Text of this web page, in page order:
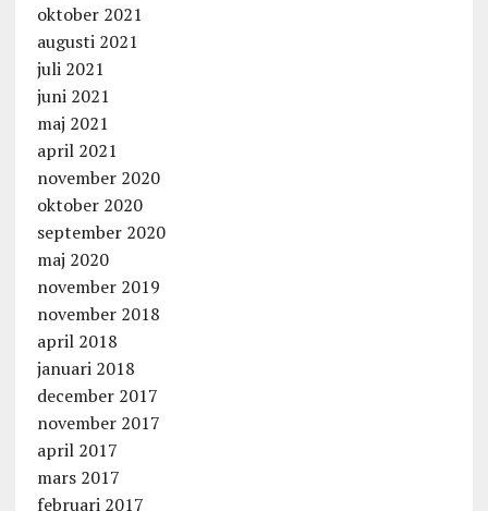
oktober 2021
augusti 2021
juli 2021
juni 2021
maj 2021
april 2021
november 2020
oktober 2020
september 2020
maj 2020
november 2019
november 2018
april 2018
januari 2018
december 2017
november 2017
april 2017
mars 2017
februari 2017